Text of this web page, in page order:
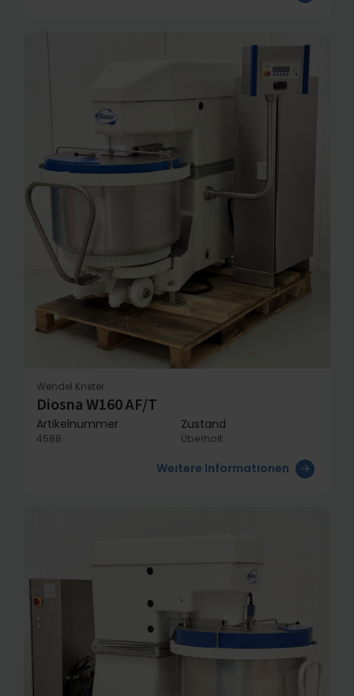
Wendel Kneter
Diosna W160 AF/T
Artikelnummer
4588
Zustand
Überholt
Weitere Informationen